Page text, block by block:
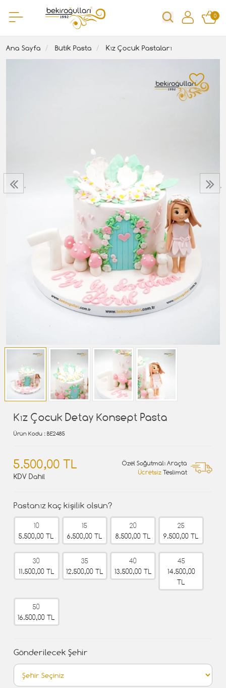
0
Ana Sayfa Butik Pasta Kız Çocuk Pastaları
‹ ›
Kız Çocuk Detay Konsept Pasta
Ürün Kodu : BE2485
5.500,00 TL
KDV Dahil
Özel Soğutmalı Araçta
Ücretsiz Teslimat
Pastanız kaç kişilik olsun?
10
5.500,00 TL
15
6.500,00 TL
20
8.500,00 TL
25
9.500,00 TL
30
11.500,00 TL
35
12.500,00 TL
40
13.500,00 TL
45
14.500,00
TL
50
16.500,00 TL
Gönderilecek Şehir